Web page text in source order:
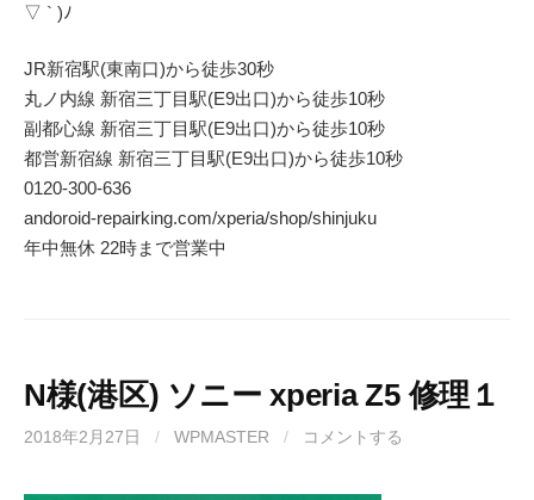
▽ ` )ﾉ
JR新宿駅(東南口)から徒歩30秒
丸ノ内線 新宿三丁目駅(E9出口)から徒歩10秒
副都心線 新宿三丁目駅(E9出口)から徒歩10秒
都営新宿線 新宿三丁目駅(E9出口)から徒歩10秒
0120-300-636
andoroid-repairking.com/xperia/shop/shinjuku
年中無休 22時まで営業中
N様(港区) ソニー xperia Z5 修理１
2018年2月27日 / WPMASTER / コメントする